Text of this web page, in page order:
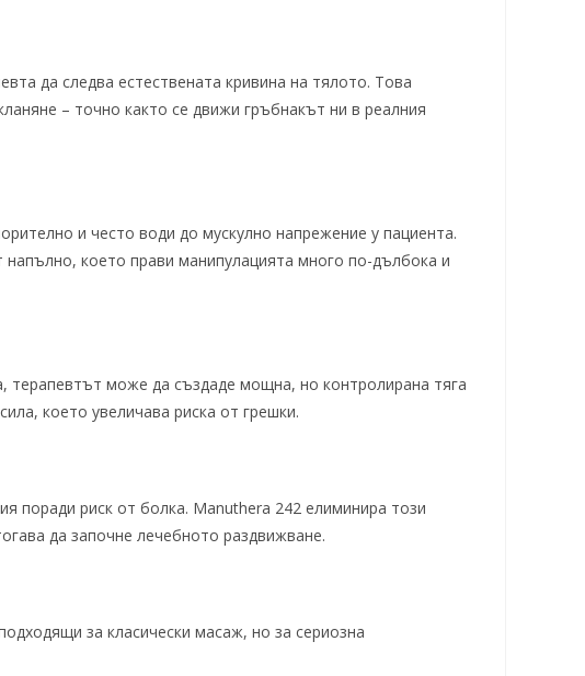
да следва естествената кривина на тялото. Това
– точно както се движи гръбнакът ни в реалния
и често води до мускулно напрежение у пациента.
което прави манипулацията много по-дълбока и
терапевтът може да създаде мощна, но контролирана тяга
което увеличава риска от грешки.
поради риск от болка. Manuthera 242 елиминира този
да започне лечебното раздвижване.
за класически масаж, но за сериозна